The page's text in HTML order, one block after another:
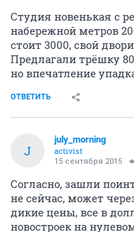
Студия новенькая с
набережной метров
стоит 3000, свой
Предлагали трёшку
но впечатление
ОТВЕТИТЬ
J
july_morning
activist
15 сентября 2015
Согласно, зашли
не сейчас, может
дикие цены, все в
новостроек на